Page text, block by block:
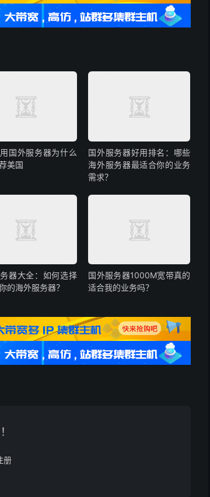
国外服务器为什么
美国
国外服务器好用排名：哪些
海外服务器最适合你的业务
需求？
器大全：如何选择
的海外服务器？
国外服务器1000M宽带真的
适合我的业务吗？
册